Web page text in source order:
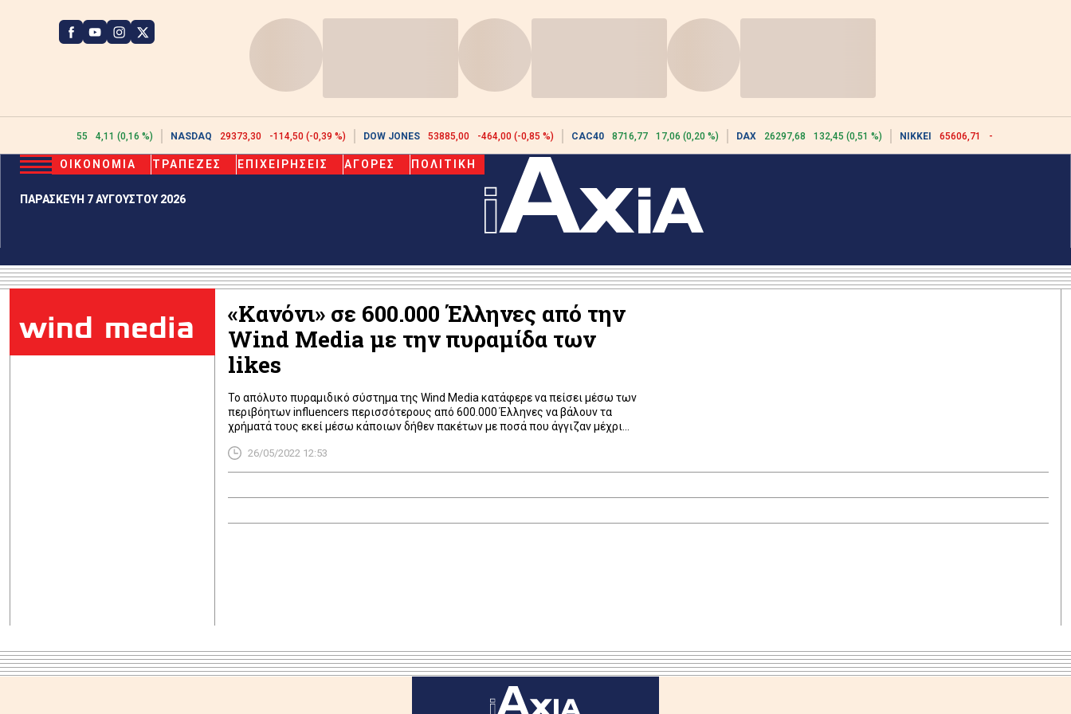
2612,55 4,11 (0,16 %) NASDAQ 29373,30 -114,50 (-0,39 %) DOW JONES 53885,00 -464,00 (-0,85 %) CAC40 8716,77 17,06 (0,20 %) DAX 26297,68 132,45 (0,51 %) NIKKEI 65606,71 -76,55 (-0,12 %)
ΠΑΡΑΣΚΕΥΗ 7 ΑΥΓΟΥΣΤΟΥ 2026
ΟΙΚΟΝΟΜΙΑ ΤΡΑΠΕΖΕΣ ΕΠΙΧΕΙΡΗΣΕΙΣ ΑΓΟΡΕΣ ΠΟΛΙΤΙΚΗ
wind media
«Κανόνι» σε 600.000 Έλληνες από την
Wind Media με την πυραμίδα των
likes
Το απόλυτο πυραμιδικό σύστημα της Wind Media κατάφερε να πείσει μέσω των
περιβόητων influencers περισσότερους από 600.000 Έλληνες να βάλουν τα
χρήματά τους εκεί μέσω κάποιων δήθεν πακέτων με ποσά που άγγιζαν μέχρι
εξασφάλιζαν για ένα χρόνο εισοδήματα μέχρι και 5000% πάνω από τα λεφτά […]
26/05/2022 12:53